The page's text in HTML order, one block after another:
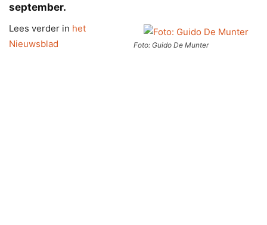
september.
Foto: Guido De Munter
Lees verder in het
Nieuwsblad